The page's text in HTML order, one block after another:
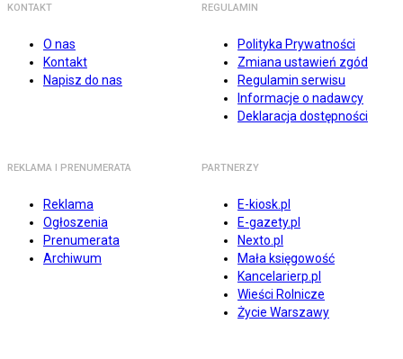
KONTAKT
O nas
Kontakt
Napisz do nas
REGULAMIN
Polityka Prywatności
Zmiana ustawień zgód
Regulamin serwisu
Informacje o nadawcy
Deklaracja dostępności
REKLAMA I PRENUMERATA
Reklama
Ogłoszenia
Prenumerata
Archiwum
PARTNERZY
E-kiosk.pl
E-gazety.pl
Nexto.pl
Mała księgowość
Kancelarierp.pl
Wieści Rolnicze
Życie Warszawy